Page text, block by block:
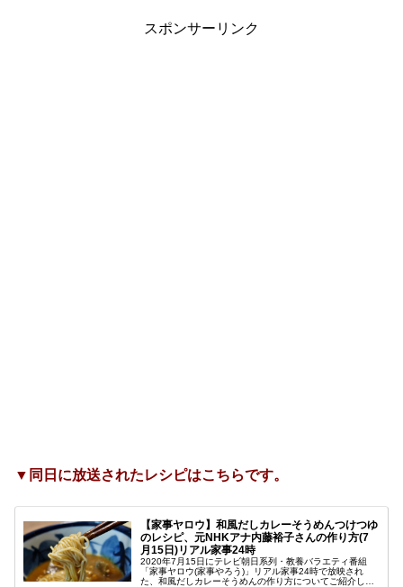
スポンサーリンク
▼同日に放送されたレシピはこちらです。
【家事ヤロウ】和風だしカレーそうめんつけつゆ
のレシピ、元NHKアナ内藤裕子さんの作り方(7
月15日)リアル家事24時
2020年7月15日にテレビ朝日系列・教養バラエティ番組
「家事ヤロウ(家事やろう)」リアル家事24時で放映され
た、和風だしカレーそうめんの作り方についてご紹介しま